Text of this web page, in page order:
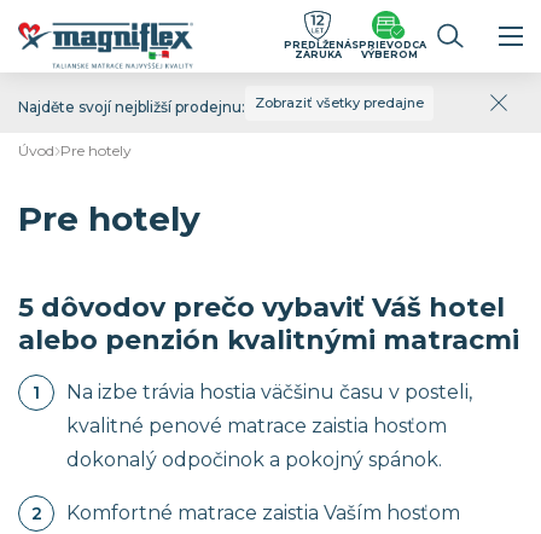
Najděte svojí nejbližší prodejnu: Zobraziť všetky predajne
PREDĹŽENÁ
ZÁRUKA
SPRIEVODCA
VÝBEROM
Úvod Pre hotely
Pre hotely
5 dôvodov prečo vybaviť Váš hotel
alebo penzión kvalitnými matracmi
Na izbe trávia hostia väčšinu času v posteli,
kvalitné penové matrace zaistia hosťom
dokonalý odpočinok a pokojný spánok.
Komfortné matrace zaistia Vaším hosťom